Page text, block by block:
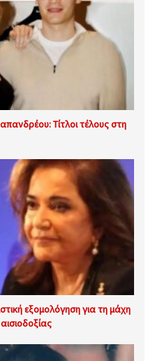
Τίτλοι τέλους στη
εξομολόγηση για τη μάχη